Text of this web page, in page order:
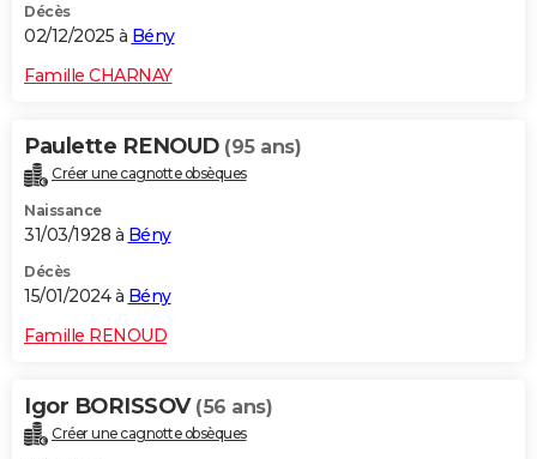
Décès
02/12/2025 à Bény
Famille CHARNAY
Paulette RENOUD (95 ans)
Créer une cagnotte obsèques
Naissance
31/03/1928 à Bény
Décès
15/01/2024 à Bény
Famille RENOUD
Igor BORISSOV (56 ans)
Créer une cagnotte obsèques